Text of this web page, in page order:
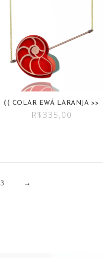
(( COLAR EWÁ LARANJA >>
R$335,00
3 →